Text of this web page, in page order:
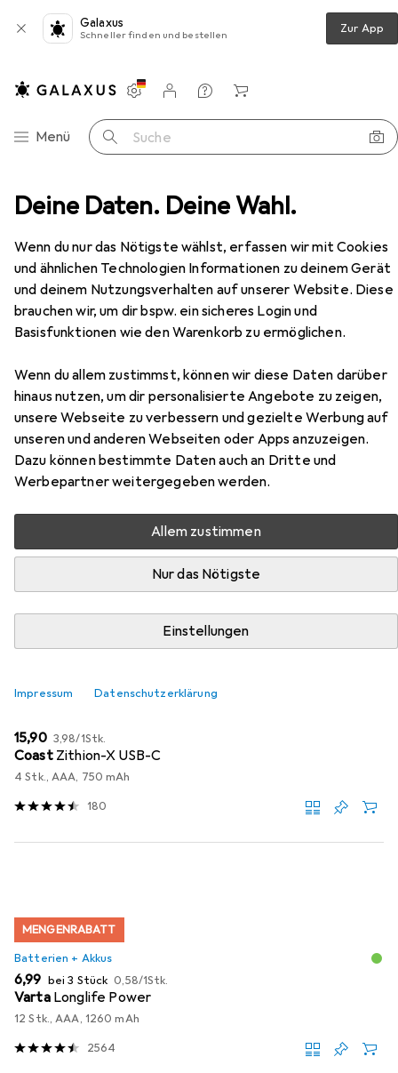
Deine Daten. Deine Wahl.
Wenn du nur das Nötigste wählst, erfassen wir mit Cookies
und ähnlichen Technologien Informationen zu deinem Gerät
und deinem Nutzungsverhalten auf unserer Website. Diese
brauchen wir, um dir bspw. ein sicheres Login und
Basisfunktionen wie den Warenkorb zu ermöglichen.
Wenn du allem zustimmst, können wir diese Daten darüber
hinaus nutzen, um dir personalisierte Angebote zu zeigen,
unsere Webseite zu verbessern und gezielte Werbung auf
unseren und anderen Webseiten oder Apps anzuzeigen.
Dazu können bestimmte Daten auch an Dritte und
Werbepartner weitergegeben werden.
Allem zustimmen
Nur das Nötigste
Einstellungen
Impressum Datenschutzerklärung
Galaxus
Schneller finden und bestellen Zur App
Navigation nach Kategorien
Menü Suche
Einstellungen
Kundenkonto
Vergleichslisten
Merklisten
Warenkorb
Bürotechnik Taschenrechner TI TI-84+
EUR
147,–
TITI-84+
Zubehör für TI TI-84+
Hier findest du passendes Zubehör zum Produkt TI TI-
84+ aus der Kategorie Batterien + Akkus.
EUR
15,90 EUR
3,98/1Stk.
Coast Zithion-X USB-C
4 Stk., AAA, 750 mAh
180
MENGENRABATT
Batterien + Akkus
EUR
6,99 bei 3 Stück EUR
0,58/1Stk.
Varta Longlife Power
12 Stk., AAA, 1260 mAh
2564